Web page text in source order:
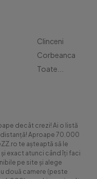
Clinceni
Corbeanca
Toate...
decât crezi! Ai o listă
distanță! Aproape 70.000
te așteaptă să le
exact atunci când îți faci
pe site și alege
două camere (peste